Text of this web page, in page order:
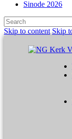
Sinode 2026
Skip to content Skip